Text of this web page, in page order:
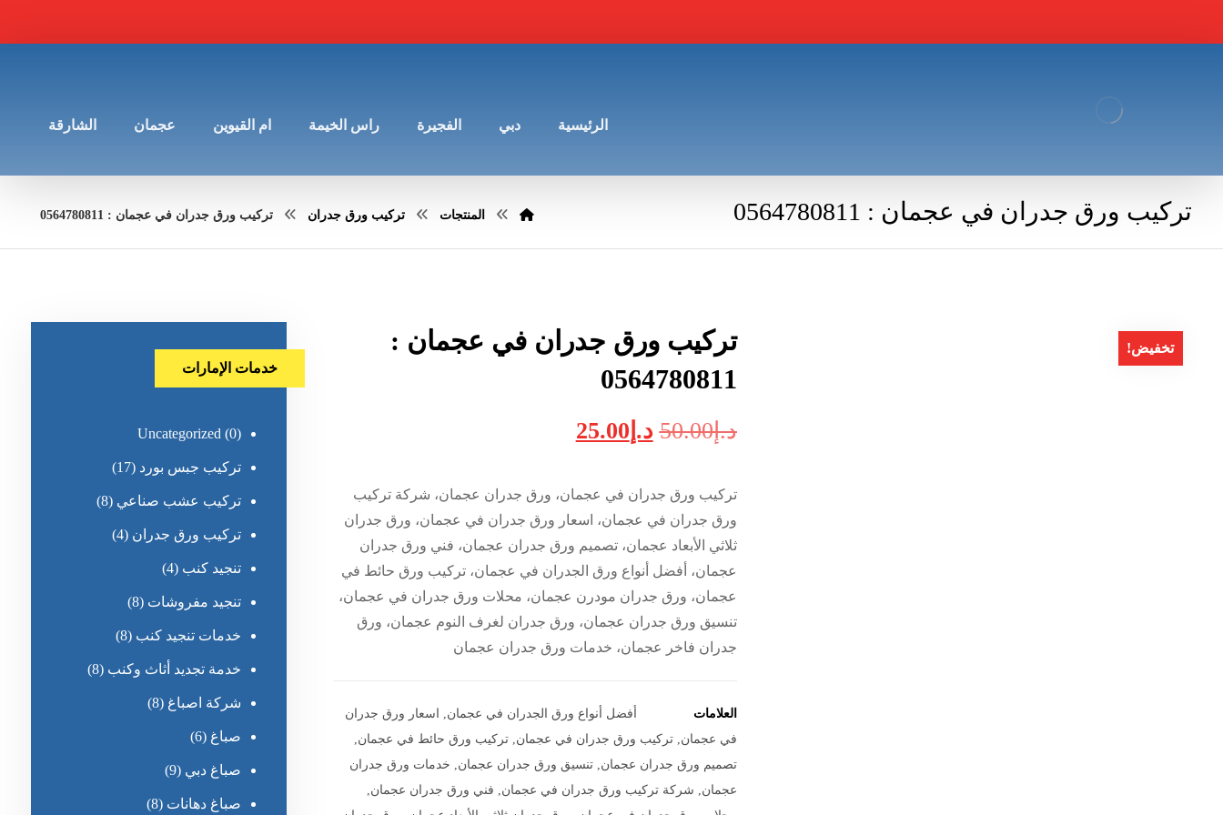
الرئيسية دبي الفجيرة راس الخيمة ام القيوين عجمان الشارقة
تركيب ورق جدران في عجمان : 0564780811 المنتجات تركيب ورق جدران تركيب ورق جدران في عجمان : 0564780811
تخفيض!
تركيب ورق جدران في عجمان :
0564780811
د.إ50.00 د.إ 25.00
تركيب ورق جدران في عجمان، ورق جدران عجمان، شركة تركيب
ورق جدران في عجمان، اسعار ورق جدران في عجمان، ورق جدران
ثلاثي الأبعاد عجمان، تصميم ورق جدران عجمان، فني ورق جدران
عجمان، أفضل أنواع ورق الجدران في عجمان، تركيب ورق حائط في
عجمان، ورق جدران مودرن عجمان، محلات ورق جدران في عجمان،
تنسيق ورق جدران عجمان، ورق جدران لغرف النوم عجمان، ورق
جدران فاخر عجمان، خدمات ورق جدران عجمان
العلامات أفضل أنواع ورق الجدران في عجمان
اسعار ورق جدران
في عجمان ,تركيب ورق جدران في عجمان ,تركيب ورق حائط في عجمان
تصميم ورق جدران عجمان ,تنسيق ورق جدران عجمان
خدمات ورق جدران
عجمان
شركة تركيب ورق جدران في عجمان فني ورق جدران عجمان
خدمات الإمارات
Uncategorized (0)
تركيب جبس بورد (17)
تركيب عشب صناعي (8)
تركيب ورق جدران (4)
تنجيد كنب (4)
تنجيد مفروشات (8)
خدمات تنجيد كنب (8)
خدمة تجديد أثاث وكنب (8)
شركة اصباغ (8)
صباغ (6)
صباغ دبي (9)
صباغ دهانات (8)